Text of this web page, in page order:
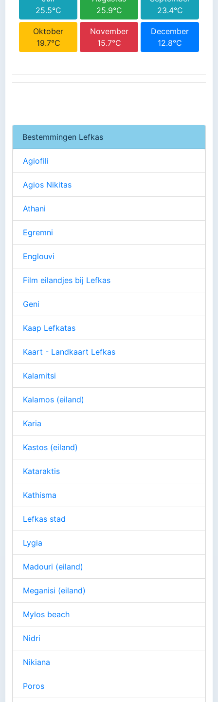
25.5°C
25.9°C
23.4°C
Oktober
19.7°C
November
15.7°C
December
12.8°C
Bestemmingen Lefkas
Agiofili
Agios Nikitas
Athani
Egremni
Englouvi
Film eilandjes bij Lefkas
Geni
Kaap Lefkatas
Kaart - Landkaart Lefkas
Kalamitsi
Kalamos (eiland)
Karia
Kastos (eiland)
Kataraktis
Kathisma
Lefkas stad
Lygia
Madouri (eiland)
Meganisi (eiland)
Mylos beach
Nidri
Nikiana
Poros